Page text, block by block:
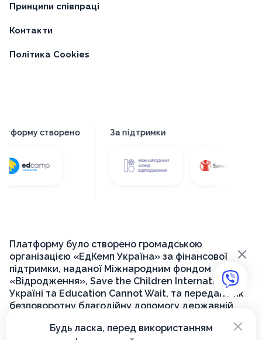
Принципи співпраці
Контакти
Політика Cookies
Платформу створено За підтримки
Платформу було створено громадською
організацією «ЕдКемп Україна» за фінансової
підтримки, наданої Міжнародним фондом
«Відродження», Save the Children International в
Україні та Education Cannot Wait, та передано як
безповоротну благодійну допомогу державній
для її подальшого функціонування на державному
×
Будь ласка, перед використанням
×